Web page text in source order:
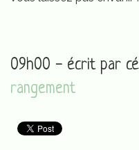
09h00 - écrit par
rangement